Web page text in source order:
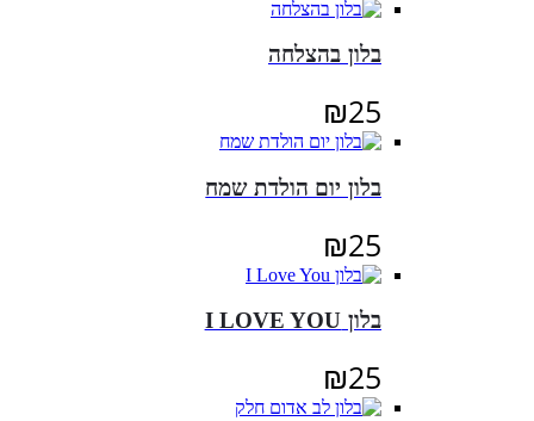
בלון בהצלחה
₪25
בלון יום הולדת שמח
₪25
בלון I LOVE YOU
₪25